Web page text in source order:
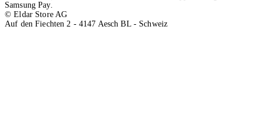
Samsung Pay.
© Eldar Store AG
Auf den Fiechten 2 - 4147 Aesch BL - Schweiz